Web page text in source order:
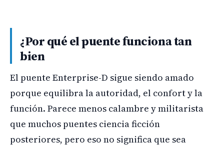
¿Por qué el puente funciona tan
bien
El puente Enterprise-D sigue siendo amado
porque equilibra la autoridad, el confort y la
función. Parece menos calambre y militarista
que muchos puentes ciencia ficción
posteriores, pero eso no significa que sea